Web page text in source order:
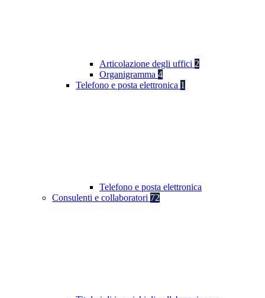
Articolazione degli uffici 2
Organigramma 4
Telefono e posta elettronica 1
Telefono e posta elettronica
Consulenti e collaboratori 72